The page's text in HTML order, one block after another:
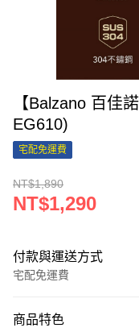
【Balzano 百佳
EG610)
宅配免運費
NT$1,890
NT$1,290
付款與運送方式
宅配免運費
信用卡一次付款
商品特色